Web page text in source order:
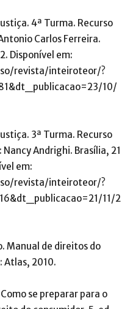
4ª Turma. Recurso
Carlos Ferreira.
Disponível em:
revista/inteiroteor/?
10/
3ª Turma. Recurso
Andrighi. Brasília, 21
em:
revista/inteiroteor/?
11/2
Manual de direitos do
Atlas, 2010.
se preparar para o